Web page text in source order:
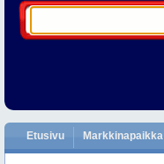
Etusivu Markkinapaikka